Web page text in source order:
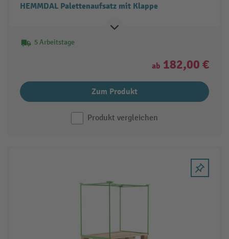
HEMMDAL Palettenaufsatz mit Klappe
5 Arbeitstage
ab 182,00 €
Zum Produkt
Produkt vergleichen